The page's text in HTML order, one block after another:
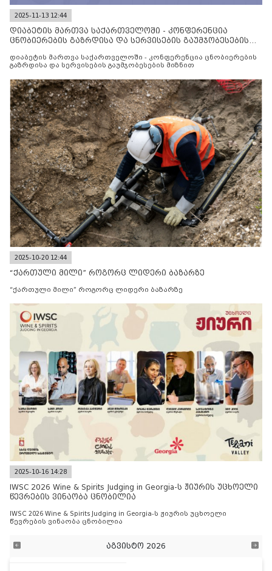
2025-11-13 12:44
დიაბეტის მართვა საქართველოში - კონფერენცია
ცნობიერების გაზრდისა და სერვისების გაუმჯობესების
დიაბეტის მართვა საქართველოში - კონფერენცია ცნობიერების
გაზრდისა და სერვისების გაუმჯობესების მიზნით
2025-10-20 12:44
“ქართული მილი” როგორც ლიდერი ბაზარზე
“ქართული მილი” როგორც ლიდერი ბაზარზე
2025-10-16 14:28
IWSC 2026 Wine & Spirits Judging in Georgia-ს ჟიურის უცხოელი
წევრების ვინაობა ცნობილია
IWSC 2026 Wine & Spirits Judging in Georgia-ს ჟიურის უცხოელი
წევრების ვინაობა ცნობილია
აგვისტო 2026